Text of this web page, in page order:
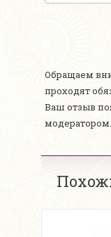
Обращаем
проходят
Ваш отзыв
модератором.